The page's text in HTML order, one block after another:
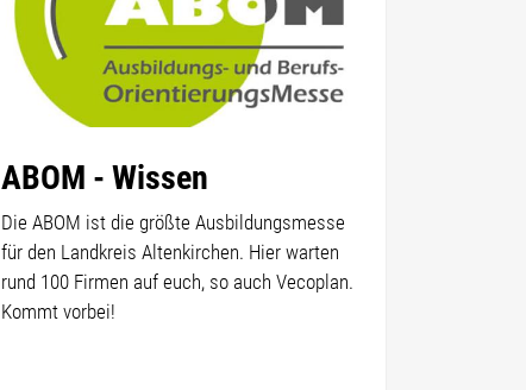
ABOM - Wissen
Die ABOM ist die größte Ausbildungsmesse
für den Landkreis Altenkirchen. Hier warten
rund 100 Firmen auf euch, so auch Vecoplan.
Kommt vorbei!